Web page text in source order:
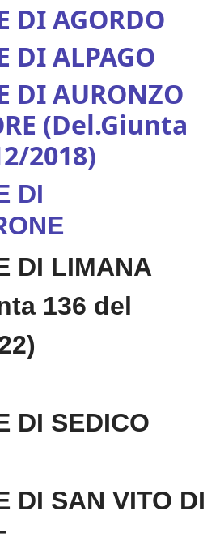
DI AGORDO
DI ALPAGO
DI AURONZO
(Del.Giunta
2018)
DI
DI LIMANA
136 del
DI SEDICO
DI SAN VITO DI